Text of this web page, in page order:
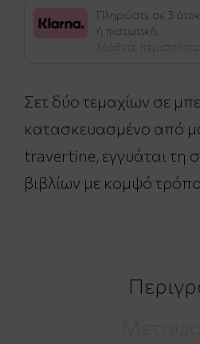
Πληρώστε σε 3
ή πιστωτική.
Μάθετε
Σετ δύο τεμαχίων σε
κατασκευασμένο από
travertine, εγγυάται τη
βιβλίων με κομψό